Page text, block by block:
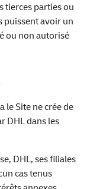
tierces parties ou
puissent avoir un
ou non autorisé
le Site ne crée de
DHL dans les
DHL, ses filiales
cas tenus